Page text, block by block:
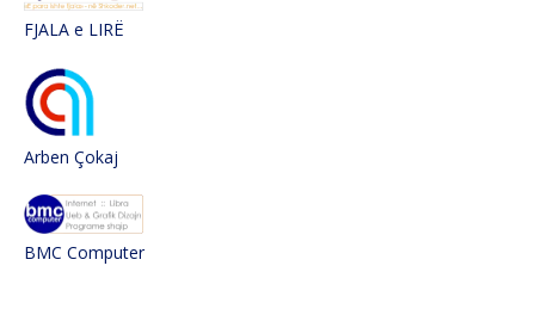
FJALA e LIRË
Arben Çokaj
BMC Computer